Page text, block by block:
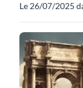
Le 26/07/2025